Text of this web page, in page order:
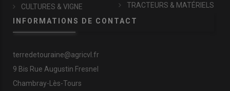
CULTURES & VIGNE
TRACTEURS & MATÉRIELS
INFORMATIONS DE CONTACT
terredetouraine@agricvl.fr
9 Bis Rue Augustin Fresnel
Chambray-Lès-Tours